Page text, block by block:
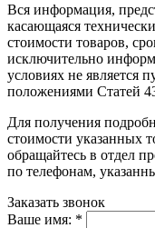
Вся информация,
касающаяся
стоимости товаров,
исключительно
условиях не является
положениями Статей
Для получения
стоимости указанных
обращайтесь в отдел
по телефонам,
Заказать звонок
Ваше имя: *